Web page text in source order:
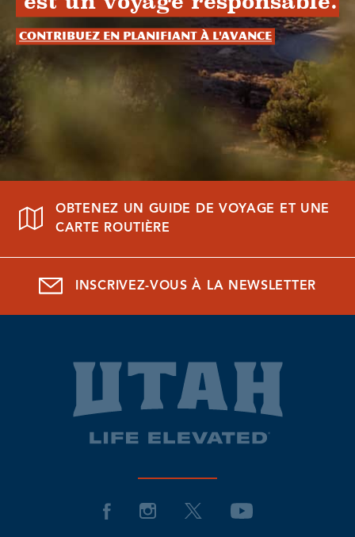
Contribuez en planifiant à l'avance
OBTENEZ UN GUIDE DE VOYAGE ET UNE
CARTE ROUTIÈRE
INSCRIVEZ-VOUS À LA NEWSLETTER